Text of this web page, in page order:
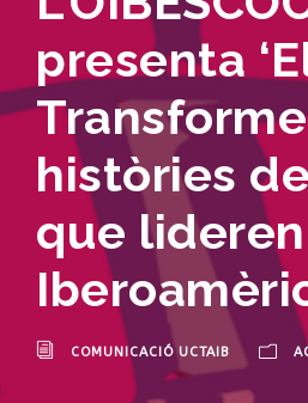
presenta
històries
que lideren
COMUNICACIÓ UCTAIB